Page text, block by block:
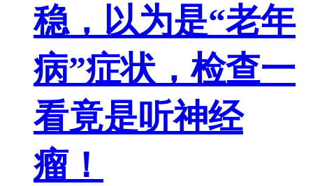
稳，以为是“老年
病”症状，检查一
看竟是听神经
瘤！